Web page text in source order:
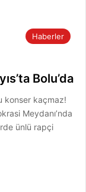
Haberler
Bolu’da
konser kaçmaz!
Meydanı’nda
ünlü rapçi